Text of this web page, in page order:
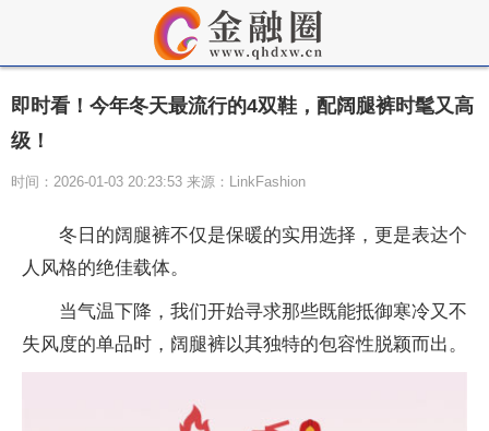
即时看！今年冬天最流行的4双鞋，配阔腿裤时髦又高
级！
时间：2026-01-03 20:23:53 来源：LinkFashion
冬日的阔腿裤不仅是保暖的实用选择，更是表达个
人风格的绝佳载体。
当气温下降，我们开始寻求那些既能抵御寒冷又不
失风度的单品时，阔腿裤以其独特的包容性脱颖而出。